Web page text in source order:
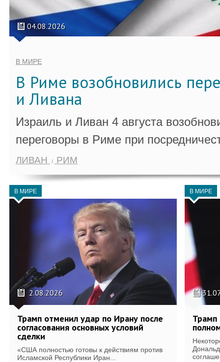
04.08.2026
В МИРЕ
В Риме возобновились
и Ливана
Израиль и Ливан 4 августа
переговоры в Риме при
ЛИВАН РИМ
В МИРЕ
2.08.2026
Трамп отменил удар по Ирану после
согласования основных условий
сделки
«США полностью готовы к действиям против
Исламской Республики Иран...
В МИРЕ
Трамп